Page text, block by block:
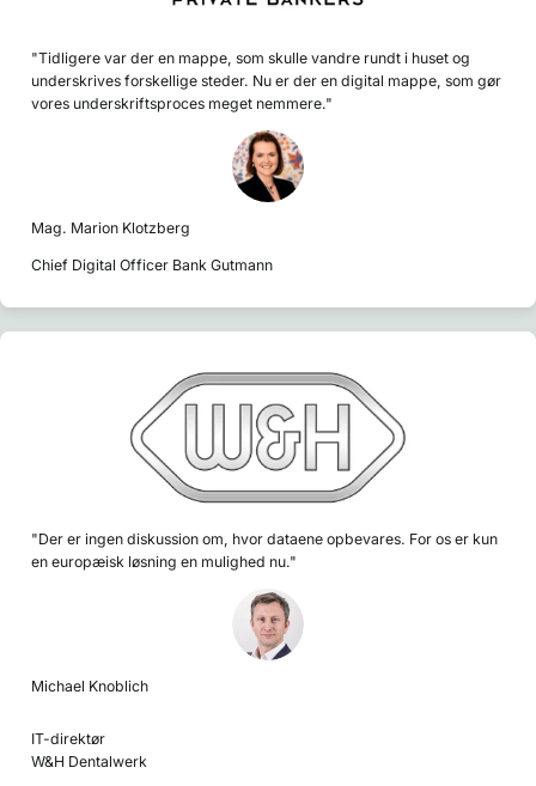
"Tidligere var der en mappe, som skulle vandre rundt i huset og
underskrives forskellige steder. Nu er der en digital mappe, som gør
vores underskriftsproces meget nemmere."
Mag. Marion Klotzberg
Chief Digital Officer Bank Gutmann
"Der er ingen diskussion om, hvor dataene opbevares. For os er kun
en europæisk løsning en mulighed nu."
Michael Knoblich
IT-direktør
W&H Dentalwerk